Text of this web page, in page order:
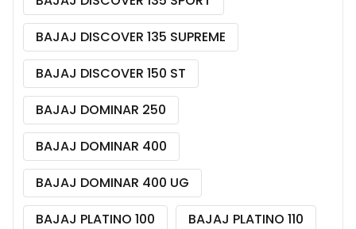
BAJAJ DISCOVER 135 SUPREME
BAJAJ DISCOVER 150 ST
BAJAJ DOMINAR 250
BAJAJ DOMINAR 400
BAJAJ DOMINAR 400 UG
BAJAJ PLATINO 100
BAJAJ PLATINO 110